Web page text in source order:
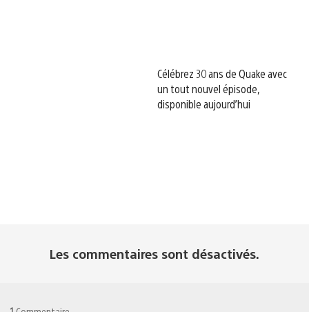
Célébrez 30 ans de Quake avec
un tout nouvel épisode,
disponible aujourd’hui
Les commentaires sont désactivés.